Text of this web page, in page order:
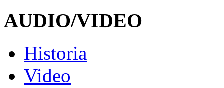
AUDIO/VIDEO
Historia
Video